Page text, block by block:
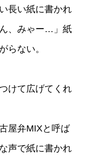
長い紙に書かれ
、みゃー…」紙
らない。
けて広げてくれ
屋弁MIXと呼ば
声で紙に書かれ